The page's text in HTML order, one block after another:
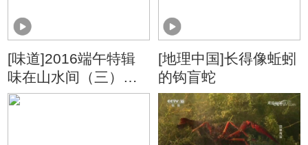
[味道]2016端午特辑
味在山水间（三）：
东山人的用鳝之道
[地理中国]长得像蚯蚓
的钩盲蛇